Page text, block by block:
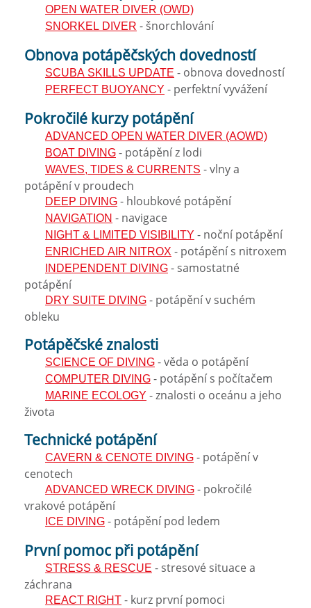
OPEN WATER DIVER (OWD)
SNORKEL DIVER - šnorchlování
Obnova potápěčských dovedností
SCUBA SKILLS UPDATE - obnova dovedností
PERFECT BUOYANCY - perfektní vyvážení
Pokročilé kurzy potápění
ADVANCED OPEN WATER DIVER (AOWD)
BOAT DIVING - potápění z lodi
WAVES, TIDES & CURRENTS - vlny a
potápění v proudech
DEEP DIVING - hloubkové potápění
NAVIGATION - navigace
NIGHT & LIMITED VISIBILITY - noční potápění
ENRICHED AIR NITROX - potápění s nitroxem
INDEPENDENT DIVING - samostatné
potápění
DRY SUITE DIVING - potápění v suchém
obleku
Potápěčské znalosti
SCIENCE OF DIVING - věda o potápění
COMPUTER DIVING - potápění s počítačem
MARINE ECOLOGY - znalosti o oceánu a jeho
života
Technické potápění
CAVERN & CENOTE DIVING - potápění v
cenotech
ADVANCED WRECK DIVING - pokročilé
vrakové potápění
ICE DIVING - potápění pod ledem
První pomoc při potápění
STRESS & RESCUE - stresové situace a
záchrana
REACT RIGHT - kurz první pomoci